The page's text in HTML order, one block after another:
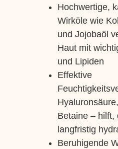
Hochwertige,
Wirköle wie
und Jojobaöl
Haut mit
und Lipiden
Effektive
Betaine – hilft,
langfristig
Beruhigende